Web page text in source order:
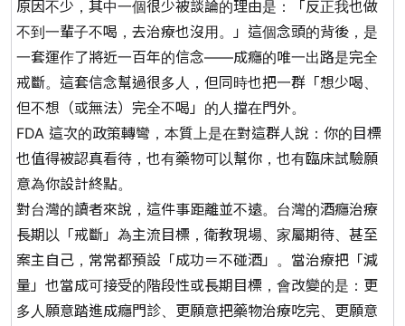
原因不少，其中一個很少被談論的理由是：「反正我也做
不到一輩子不喝，去治療也沒用。」這個念頭的背後，是
一套運作了將近一百年的信念——成癮的唯一出路是完全
戒斷。這套信念幫過很多人，但同時也把一群「想少喝、
但不想（或無法）完全不喝」的人擋在門外。
FDA 這次的政策轉彎，本質上是在對這群人說：你的目標
也值得被認真看待，也有藥物可以幫你，也有臨床試驗願
意為你設計終點。
對台灣的讀者來說，這件事距離並不遠。台灣的酒癮治療
長期以「戒斷」為主流目標，衛教現場、家屬期待、甚至
案主自己，常常都預設「成功＝不碰酒」。當治療把「減
量」也當成可接受的階段性或長期目標，會改變的是：更
多人願意踏進成癮門診、更願意把藥物治療吃完、更願意